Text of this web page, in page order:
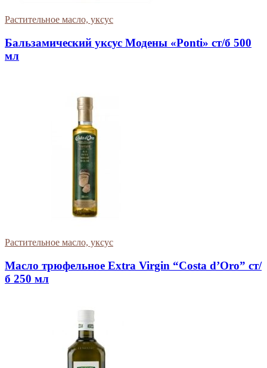
Растительное масло, уксус
Бальзамический уксус Модены «Ponti» ст/б 500
мл
Растительное масло, уксус
Масло трюфельное Extra Virgin “Costa d’Oro” ст/
б 250 мл